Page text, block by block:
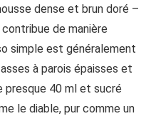
dense et brun doré –
de manière
simple est généralement
à parois épaisses et
presque 40 ml et sucré
le diable, pur comme un